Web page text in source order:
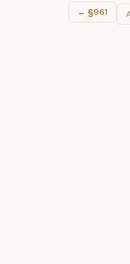
← §961